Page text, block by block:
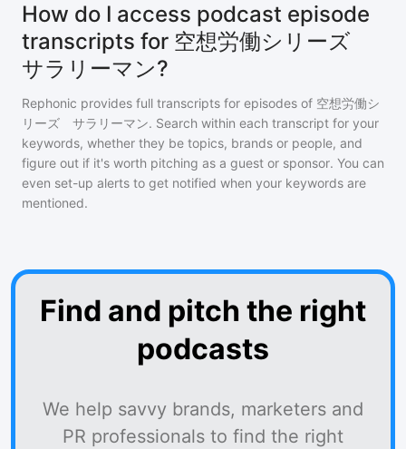
How do I access podcast episode
transcripts for 空想労働シリーズ
サラリーマン?
Rephonic provides full transcripts for episodes of 空想労働シ
リーズ サラリーマン. Search within each transcript for your
keywords, whether they be topics, brands or people, and
figure out if it's worth pitching as a guest or sponsor. You can
even set-up alerts to get notified when your keywords are
mentioned.
Find and pitch the right
podcasts
We help savvy brands, marketers and
PR professionals to find the right